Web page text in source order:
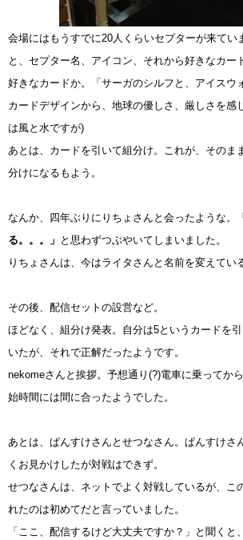
会場にはもうすでに20人くらいセプターが来てい
と、セプター名、アイコン、それから好きなカー
好きなカードか。「サーガのシルフと、アイスウ
カードデザインから、地球の優しさ、厳しさを感
は風と水ですが)
あとは、カードを引いて組分け。これが、そのま
分けになるもよう。
なんか、四年ぶりにりちょさんと会ったような。
る。。。」 と思わずつぶやいてしまいました。
りちょさんは、今はライタさんと名前を変えてい
その後、配信セットの設営など。
ほどなく、組分け発表。自分は5というカードを
いたが、それで正解だったようです。
nekomeさんと挨拶。予想通り(?)電車に乗ってか
始時間には間に合ったようでした。
あとは、ぱんすけさんとせつなさん。ぱんすけさ
くお見かけしたが対戦はできず。
せつなさんは、ネットでよく対戦しているが、こ
れたのは初めてだと言っていました。
「ここ、配信するけど大丈夫ですか？」と聞くと